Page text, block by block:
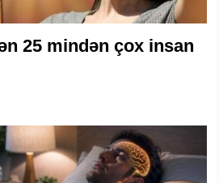
25 mindən çox insan